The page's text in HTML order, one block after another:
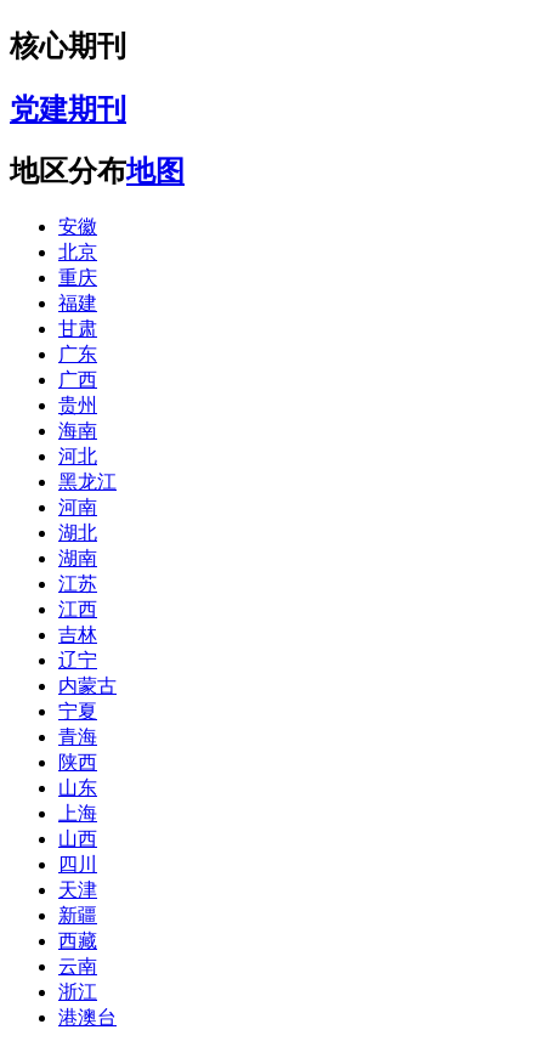
核心期刊
党建期刊
地区分布地图
安徽
北京
重庆
福建
甘肃
广东
广西
贵州
海南
河北
黑龙江
河南
湖北
湖南
江苏
江西
吉林
辽宁
内蒙古
宁夏
青海
陕西
山东
上海
山西
四川
天津
新疆
西藏
云南
浙江
港澳台